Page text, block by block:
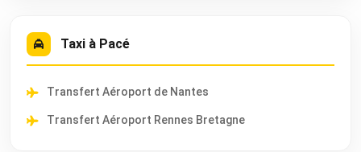
Taxi à Pacé
Transfert Aéroport de Nantes
Transfert Aéroport Rennes Bretagne